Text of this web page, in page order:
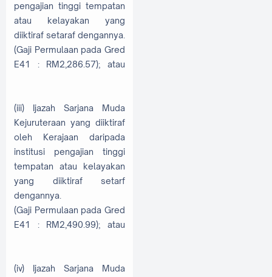
pengajian tinggi tempatan
atau kelayakan yang
diiktiraf setaraf dengannya.
(Gaji Permulaan pada Gred
E41 : RM2,286.57); atau
(iii) Ijazah Sarjana Muda
Kejuruteraan yang diiktiraf
oleh Kerajaan daripada
institusi pengajian tinggi
tempatan atau kelayakan
yang diiktiraf setarf
dengannya.
(Gaji Permulaan pada Gred
E41 : RM2,490.99); atau
(iv) Ijazah Sarjana Muda